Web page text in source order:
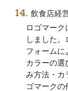
飲食店経
ロゴマー
しました
フォームに
カラーの選
み方法・カ
ゴマークの